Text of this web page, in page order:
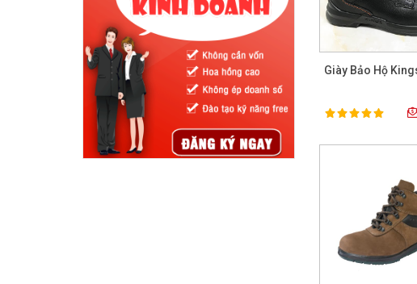
Giày Bảo Hộ
Rating:
100%